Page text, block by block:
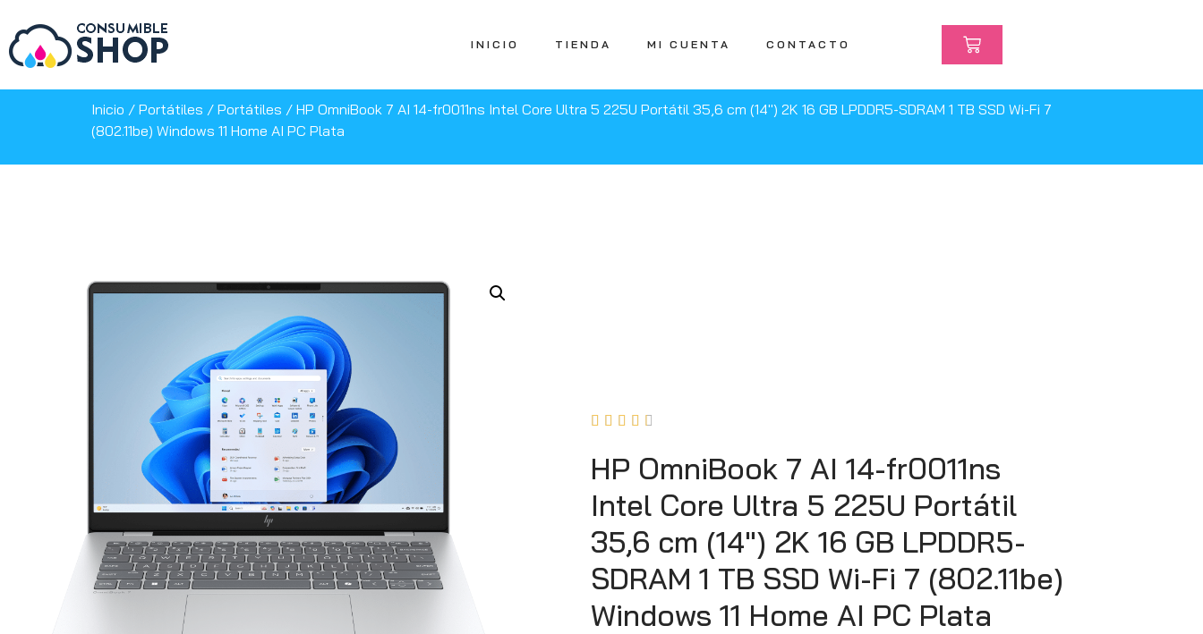
INICIO TIENDA MI CUENTA CONTACTO
Inicio / Portátiles / Portátiles / HP OmniBook 7 AI 14-fr0011ns Intel Core Ultra 5 225U Portátil 35,6 cm (14″) 2K 16 GB LPDDR5-SDRAM 1 TB SSD Wi-Fi 7
(802.11be) Windows 11 Home AI PC Plata
    
HP OmniBook 7 AI 14-fr0011ns
Intel Core Ultra 5 225U Portátil
35,6 cm (14″) 2K 16 GB LPDDR5-
SDRAM 1 TB SSD Wi-Fi 7 (802.11be)
Windows 11 Home AI PC Plata